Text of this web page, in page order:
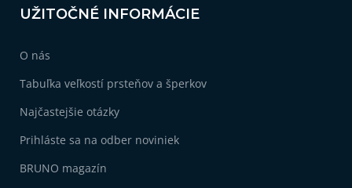
UŽITOČNÉ INFORMÁCIE
O nás
Tabuľka veľkostí prsteňov a šperkov
Najčastejšie otázky
Prihláste sa na odber noviniek
BRUNO magazín